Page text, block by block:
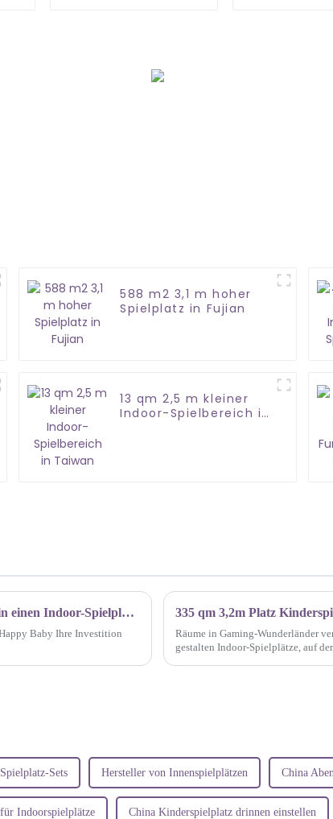
588 m2 3,1 m hoher
Spielplatz in Fujian
13 qm 2,5 m kleiner
Indoor-Spielbereich in
Wie garantiert HAPPY BABY Ihre Investition in einen Indoor-Spielplatz für Kinder?
Baby Ihre Investition
335 qm 3,2m Platz
Räume in Gaming-Wunderländer
gestalten Indoor-Spielplätze, auf
Sets Hersteller von Innenspielplätzen China
Indoorspielplätze China Kinderspielplatz drinnen einstellen